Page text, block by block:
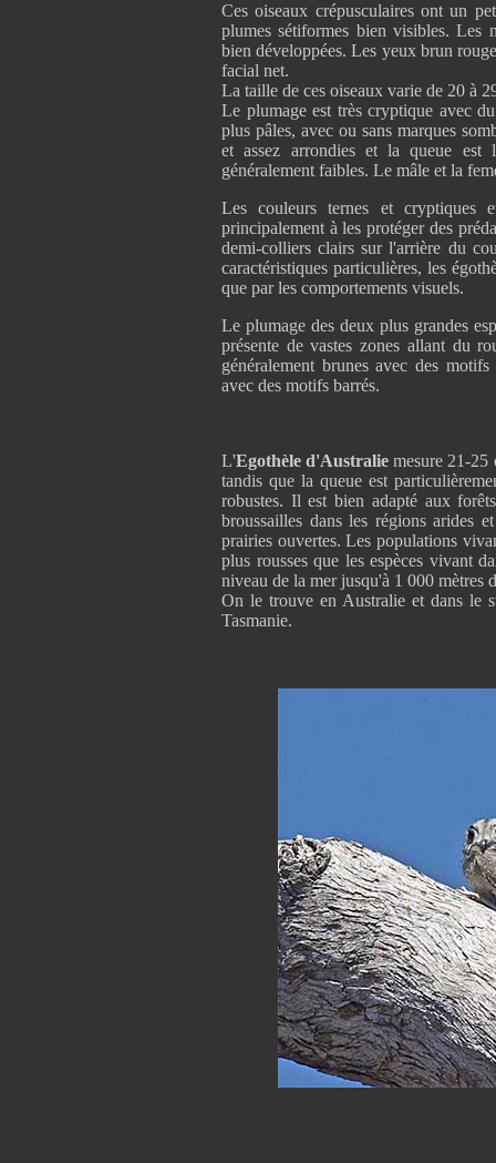
Ces oiseaux crépusculaires ont un
plumes sétiformes bien visibles. Les
bien développées. Les yeux brun
facial net.
La taille de ces oiseaux varie de 20 à
Le plumage est très cryptique avec
plus pâles, avec ou sans marques
et assez arrondies et la queue est
généralement faibles. Le mâle et la
Les couleurs ternes et cryptiques
principalement à les protéger des
demi-colliers clairs sur l'arrière du
caractéristiques particulières, les
que par les comportements visuels.
Le plumage des deux plus grandes
présente de vastes zones allant du
généralement brunes avec des
avec des motifs barrés.
L'Egothèle d'Australiemesure 21-25
tandis que la queue est
robustes. Il est bien adapté aux
broussailles dans les régions arides
prairies ouvertes. Les populations
plus rousses que les espèces vivant
niveau de la mer jusqu'à 1 000 mètres
On le trouve en Australie et dans le
Tasmanie.